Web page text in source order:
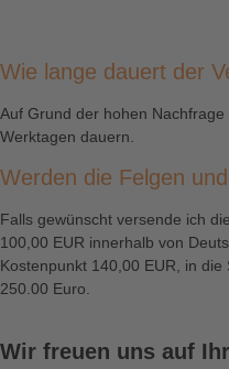
Wie lange dauert der
Auf Grund der hohen
Werktagen dauern.
Werden die Felgen
Falls gewünscht versende ich
100,00 EUR innerhalb von
Kostenpunkt 140,00 EUR, in
250.00 Euro.
Wir freuen uns auf